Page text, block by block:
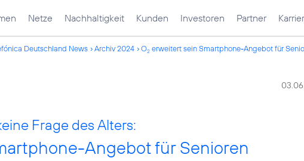
Netze Nachhaltigkeit Kunden Investoren Partner
Deutschland News Archiv 2024 O2 erweitert sein Smartphone-Angebot für
Frage des Alters:
Angebot für Senioren